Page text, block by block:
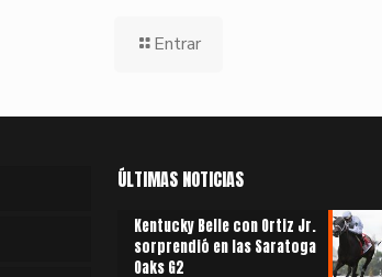
Entrar
ÚLTIMAS NOTICIAS
Kentucky Belle con Ortiz Jr.
sorprendió en las Saratoga
Oaks G2